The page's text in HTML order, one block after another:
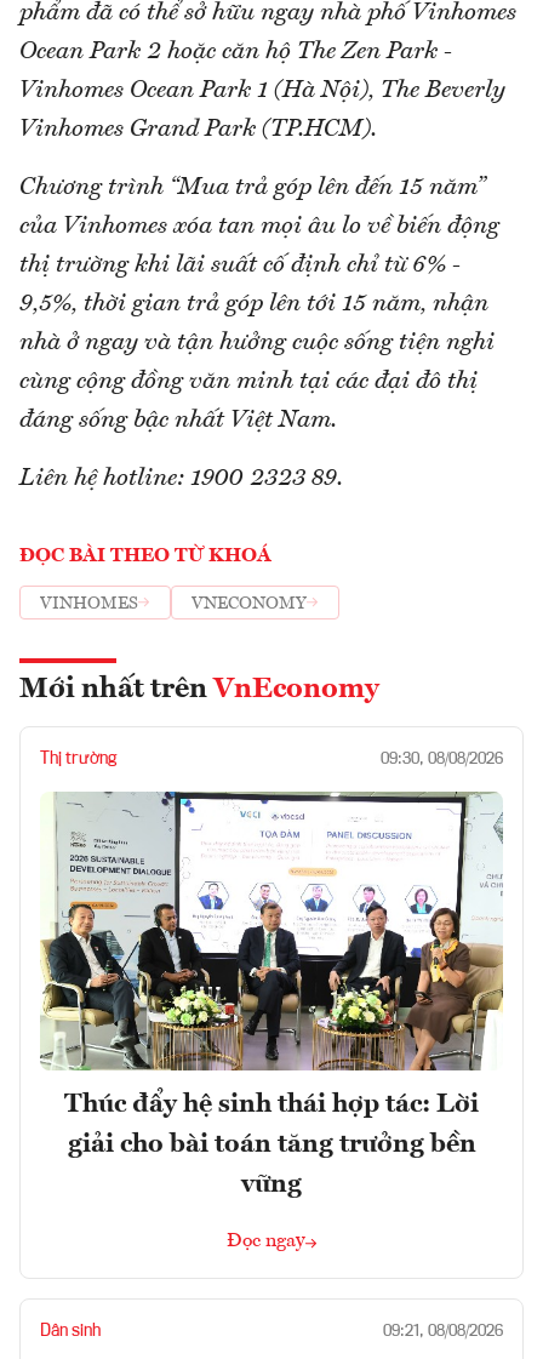
phẩm đã có thể sở hữu ngay nhà phố Vinhomes
Ocean Park 2 hoặc căn hộ The Zen Park -
Vinhomes Ocean Park 1 (Hà Nội), The Beverly
Vinhomes Grand Park (TP.HCM).
Chương trình “Mua trả góp lên đến 15 năm”
của Vinhomes xóa tan mọi âu lo về biến động
thị trường khi lãi suất cố định chỉ từ 6% -
9,5%, thời gian trả góp lên tới 15 năm, nhận
nhà ở ngay và tận hưởng cuộc sống tiện nghi
cùng cộng đồng văn minh tại các đại đô thị
đáng sống bậc nhất Việt Nam.
Liên hệ hotline: 1900 2323 89.
ĐỌC BÀI THEO TỪ KHOÁ
VINHOMES VNECONOMY
Mới nhất trên VnEconomy
Thị trường 09:30, 08/08/2026
Thúc đẩy hệ sinh thái hợp tác: Lời
giải cho bài toán tăng trưởng bền
vững
Đọc ngay
Dân sinh 09:21, 08/08/2026